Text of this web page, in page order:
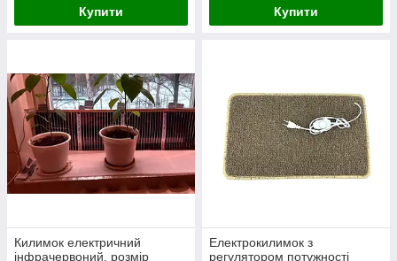
Купити Купити
Килимок електричний
інфрачервоний, розмір
Електрокилимок з
регулятором потужності